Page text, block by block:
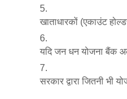
खाताधारकों (एकाउंट
यदि जन धन योजना बैंक
सरकार द्वारा जितनी